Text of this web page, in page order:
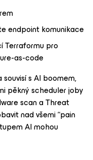
endpoint komunikace
Terraformu pro
as-code
s AI boomem,
pěkný scheduler joby
scan a Threat
nad všemi “pain
AI mohou